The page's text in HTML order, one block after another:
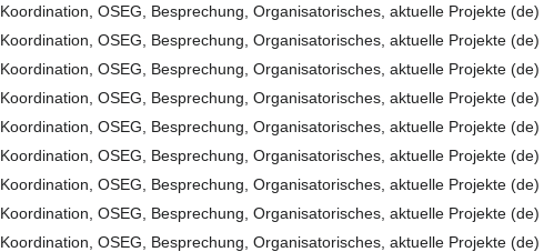
Koordination, OSEG, Besprechung, Organisatorisches, aktuelle Projekte (de)
Koordination, OSEG, Besprechung, Organisatorisches, aktuelle Projekte (de)
Koordination, OSEG, Besprechung, Organisatorisches, aktuelle Projekte (de)
Koordination, OSEG, Besprechung, Organisatorisches, aktuelle Projekte (de)
Koordination, OSEG, Besprechung, Organisatorisches, aktuelle Projekte (de)
Koordination, OSEG, Besprechung, Organisatorisches, aktuelle Projekte (de)
Koordination, OSEG, Besprechung, Organisatorisches, aktuelle Projekte (de)
Koordination, OSEG, Besprechung, Organisatorisches, aktuelle Projekte (de)
Koordination, OSEG, Besprechung, Organisatorisches, aktuelle Projekte (de)